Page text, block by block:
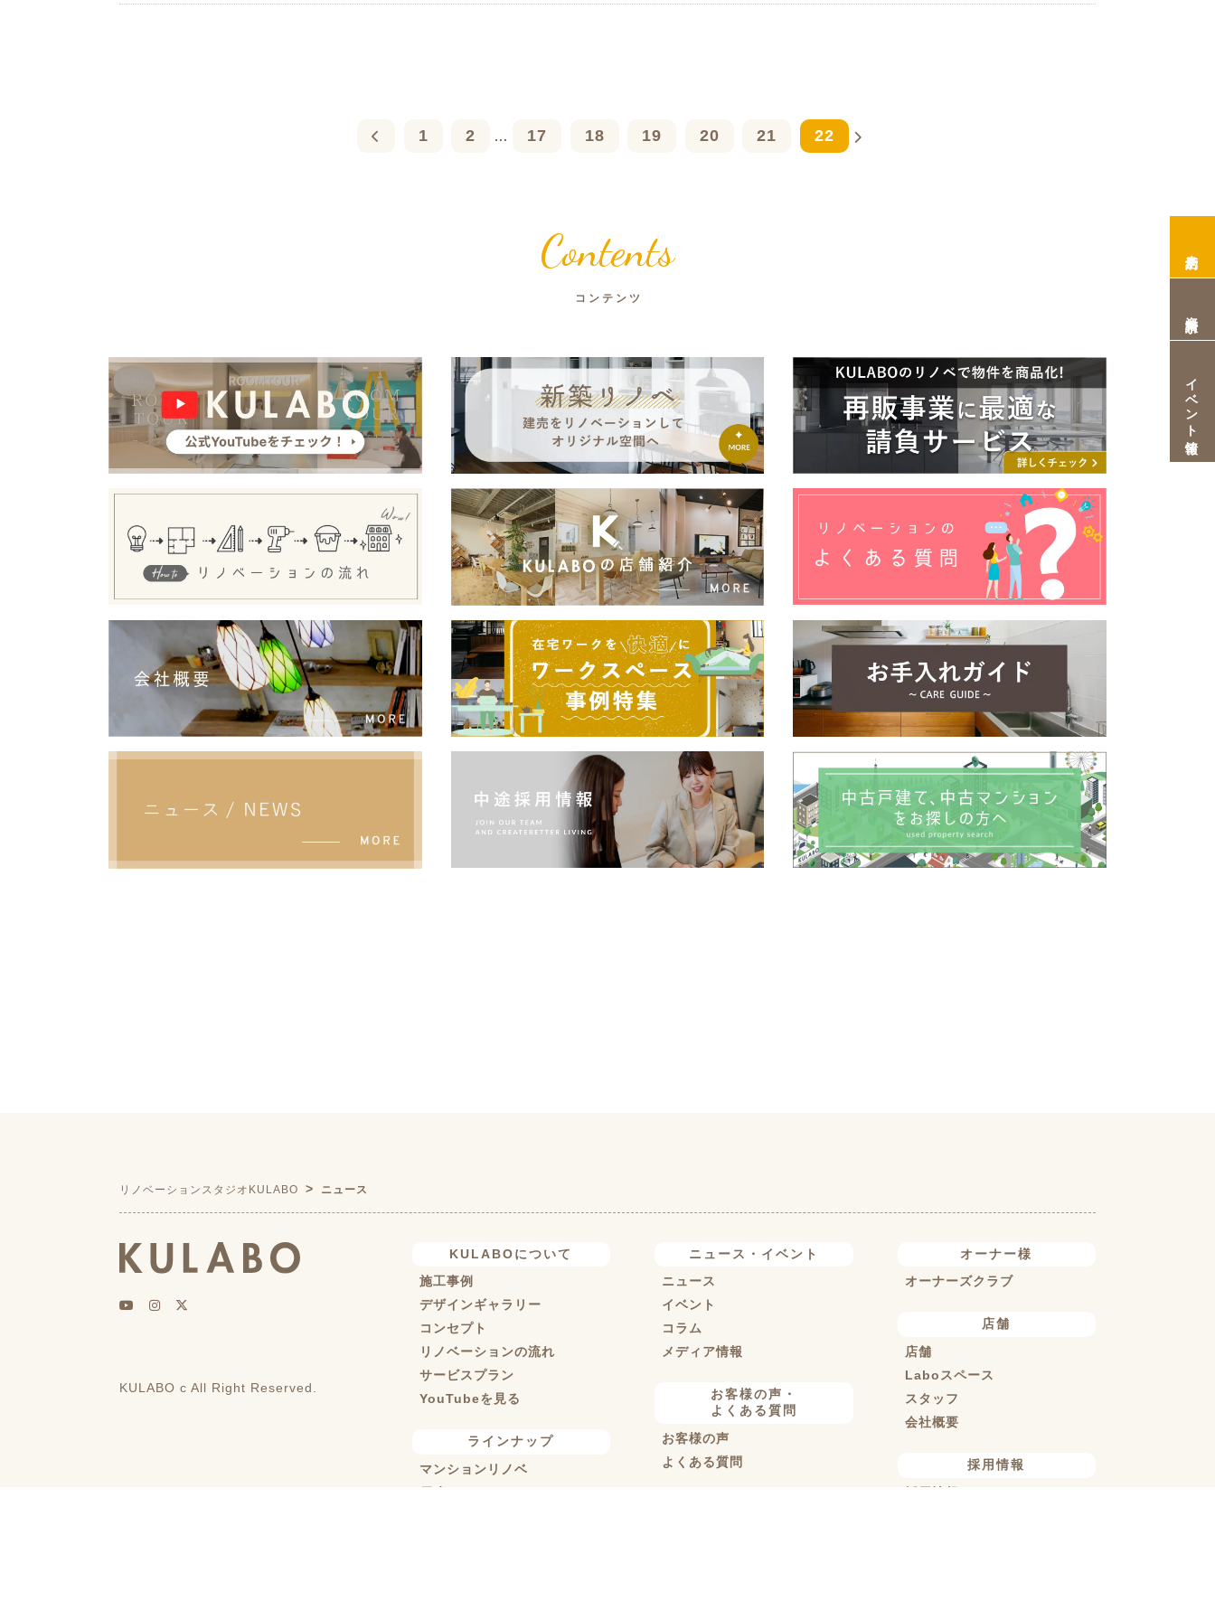
イベント情報
1 2 ... 17 18 19 20 21 22
Contents
コンテンツ
リノベーションスタジオKULABO ニュース
KULABO c All Right Reserved.
KULABOについて
施工事例
デザインギャラリー
コンセプト
リノベーションの流れ
サービスプラン
YouTubeを見る
ラインナップ
マンションリノベ
ニュース・イベント
ニュース
イベント
コラム
メディア情報
お客様の声・
よくある質問
お客様の声
よくある質問
オーナー様
オーナーズクラブ
店舗
店舗
Laboスペース
スタッフ
会社概要
採用情報